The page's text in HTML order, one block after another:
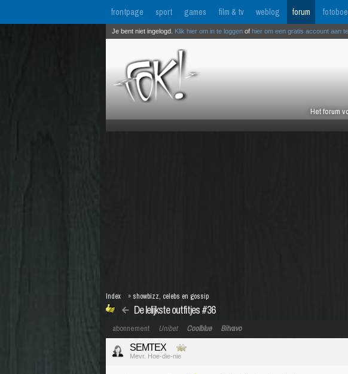
frontpage sport games film & tv weblog forum
Het forum
Je bent niet ingelogd. Klik hier om in te loggen of hier om een gratis account aan
De lelijkste outfitjes #36
Index » showbizz, celebs en gossip
abonnement Unibet Coolblue Bitvavo
SEMTEX
Mevr. Hoe-die-nie